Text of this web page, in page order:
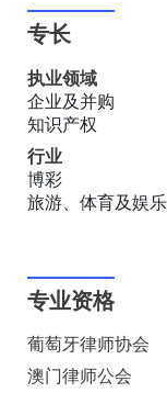
专长
执业领域
企业及并购
知识产权
行业
博彩
旅游、体育及娱
专业资格
葡萄牙律师协会
澳门律师公会